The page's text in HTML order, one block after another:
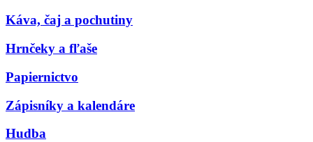
Káva, čaj a pochutiny
Hrnčeky a fľaše
Papiernictvo
Zápisníky a kalendáre
Hudba